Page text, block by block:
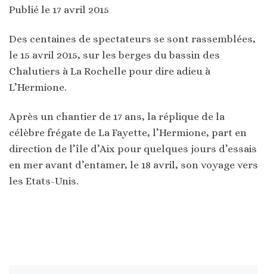
Publié le 17 avril 2015
Des centaines de spectateurs se sont rassemblées,
le 15 avril 2015, sur les berges du bassin des
Chalutiers à La Rochelle pour dire adieu à
L’Hermione.
Après un chantier de 17 ans, la réplique de la
célèbre frégate de La Fayette, l’Hermione, part en
direction de l’île d’Aix pour quelques jours d’essais
en mer avant d’entamer, le 18 avril, son voyage vers
les Etats-Unis.